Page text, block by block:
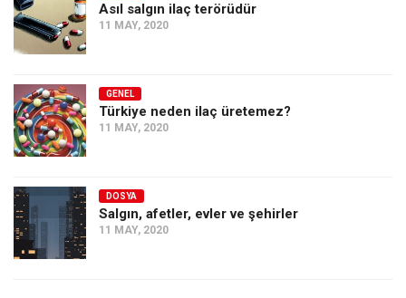
Asıl salgın ilaç terörüdür
11 MAY, 2020
GENEL
Türkiye neden ilaç üretemez?
11 MAY, 2020
DOSYA
Salgın, afetler, evler ve şehirler
11 MAY, 2020